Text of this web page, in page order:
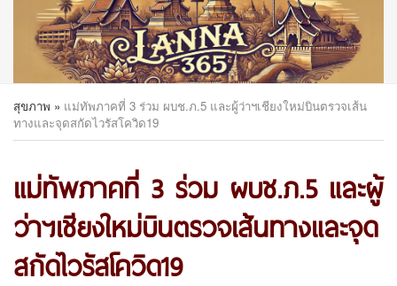
สุขภาพ » แม่ทัพภาคที่ 3 ร่วม ผบช.ภ.5 และผู้ว่าฯเชียงใหม่บินตรวจเส้น
ทางและจุดสกัดไวรัสโควิด19
แม่ทัพภาคที่ 3 ร่วม ผบช.ภ.5 และผู้
ว่าฯเชียงใหม่บินตรวจเส้นทางและจุด
สกัดไวรัสโควิด19